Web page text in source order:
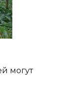
могут